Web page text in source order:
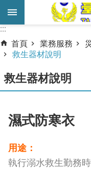
跳到主要內容區塊
進
階
尋
務
服
機
:::
:::
首頁
業務服務
救生器材說明
救生器材說明
濕式防寒衣
用途：
執行溺水救生勤務